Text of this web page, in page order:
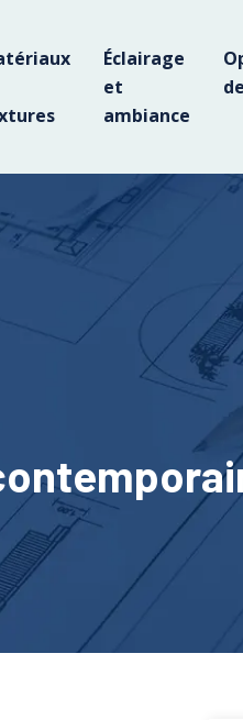
Éclairage
et
ambiance